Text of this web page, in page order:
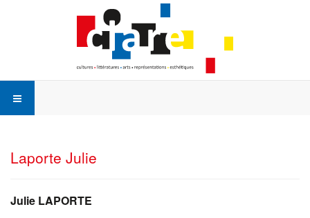
Laporte Julie
Julie LAPORTE